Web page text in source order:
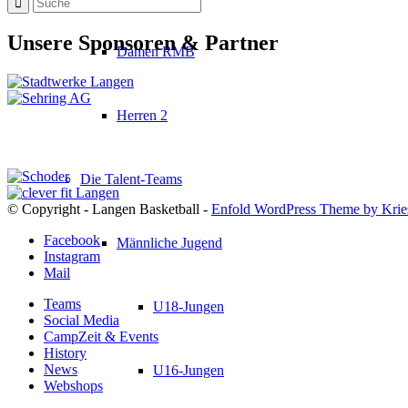
Damen RMB
Herren 2
Die Talent-Teams
Männliche Jugend
U18-Jungen
U16-Jungen
Unsere Sponsoren & Partner
© Copyright - Langen Basketball - Enfold WordPress Theme by
Facebook
Instagram
Mail
Teams
Social Media
CampZeit & Events
History
News
Webshops